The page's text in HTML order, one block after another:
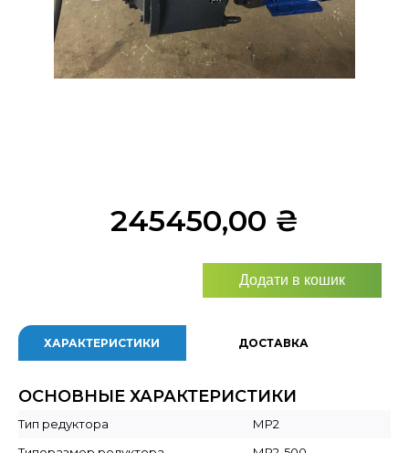
245450,00 ₴
Додати в кошик
ХАРАКТЕРИСТИКИ ДОСТАВКА
ОСНОВНЫЕ ХАРАКТЕРИСТИКИ
Тип редуктора
МР2